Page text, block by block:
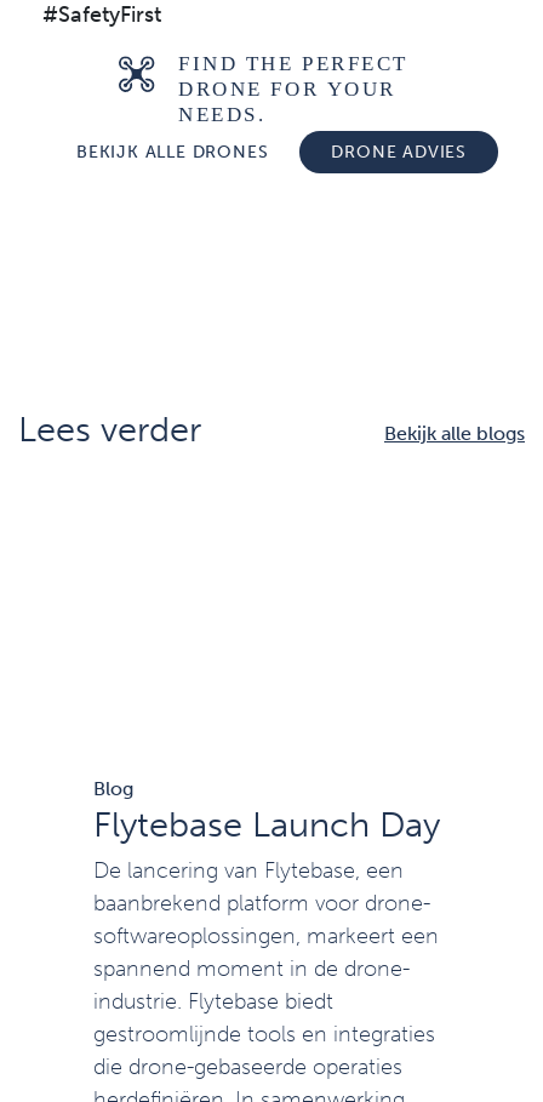
#SafetyFirst
BEKIJK ALLE DRONES​​ DRONE ADVIES
Lees verder Bekijk alle blogs
Blog
Flytebase Launch Day
De lancering van Flytebase, een
baanbrekend platform voor drone-
softwareoplossingen, markeert een
spannend moment in de drone-
industrie. Flytebase biedt
gestroomlijnde tools en integraties
die drone-gebaseerde operaties